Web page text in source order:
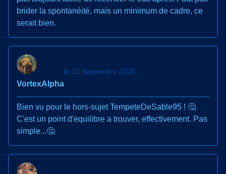
brider la spontanéité, mais un minimum de cadre, ce
serait bien.
VortexAlpha
le 12 Septembre 2025
Bien vu pour le hors-sujet TempeteDeSable95 ! 🤔
C'est un point d'equilibre a trouver, effectivement. Pas
simple...🤔